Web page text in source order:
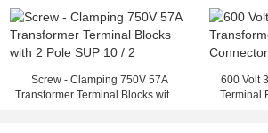
PCB
Screw - Clamping 750V 57A
Transformer Terminal Blocks with 2
600 Volt
Terminal